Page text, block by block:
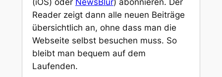
(iOS) oder NewsBlur) abonnieren. Der
Reader zeigt dann alle neuen Beiträge
übersichtlich an, ohne dass man die
Webseite selbst besuchen muss. So
bleibt man bequem auf dem
Laufenden.